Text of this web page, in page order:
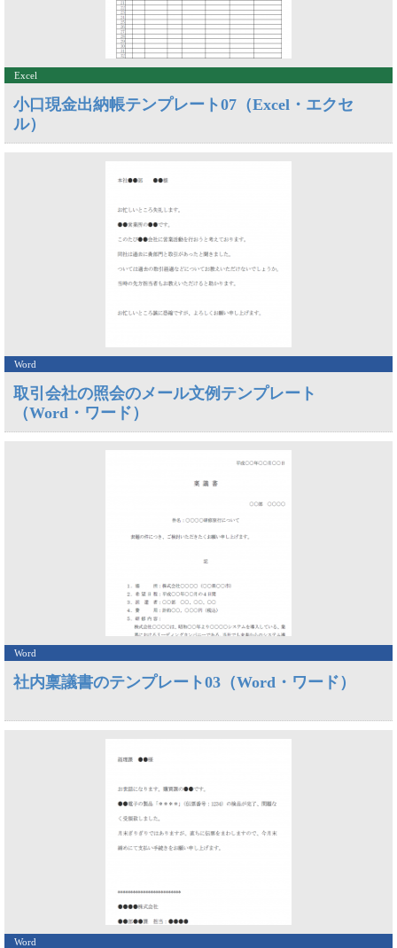
Excel
小口現金出納帳テンプレート07（Excel・エクセ
ル）
Word
取引会社の照会のメール文例テンプレート
（Word・ワード）
Word
社内稟議書のテンプレート03（Word・ワード）
Word